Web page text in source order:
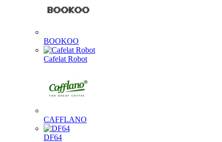
BOOKOO
Cafelat Robot
CAFFLANO
DF64